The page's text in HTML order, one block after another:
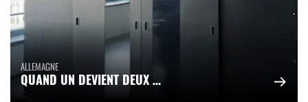
ALLEMAGNE
QUAND UN DEVIENT DEUX …